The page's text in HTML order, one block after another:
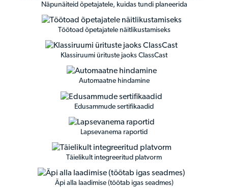
Näpunäiteid õpetajatele, kuidas tundi planeerida
Töötoad õpetajatele näitlikustamiseks
Klassiruumi ürituste jaoks ClassCast
Automaatne hindamine
Edusammude sertifikaadid
Lapsevanema raportid
Täielikult integreeritud platvorm
Äpi alla laadimise (töötab igas seadmes)